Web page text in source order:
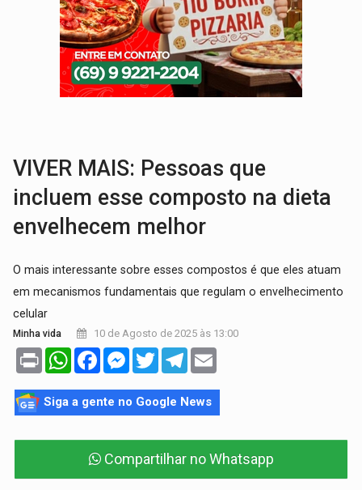
A ILHA:Coreografia de Rondônia estreia na programação do Festival de
ELEIÇÕES 2026:Sgt. Mouza esclarece 'erro de digitação' em declaração de
JUDICIÁRIO:Sinjur parabeniza servidores pelo adicional de incentivo com
VIVER MAIS: Pessoas que
incluem esse composto na dieta
envelhecem melhor
O mais interessante sobre esses compostos é que eles atuam
em mecanismos fundamentais que regulam o envelhecimento
celular
Minha vida 10 de Agosto de 2025 às 13:00
Print WhatsAppFacebookMessenger
TwitterTelegram
Siga a gente no Google News
Compartilhar no Whatsapp